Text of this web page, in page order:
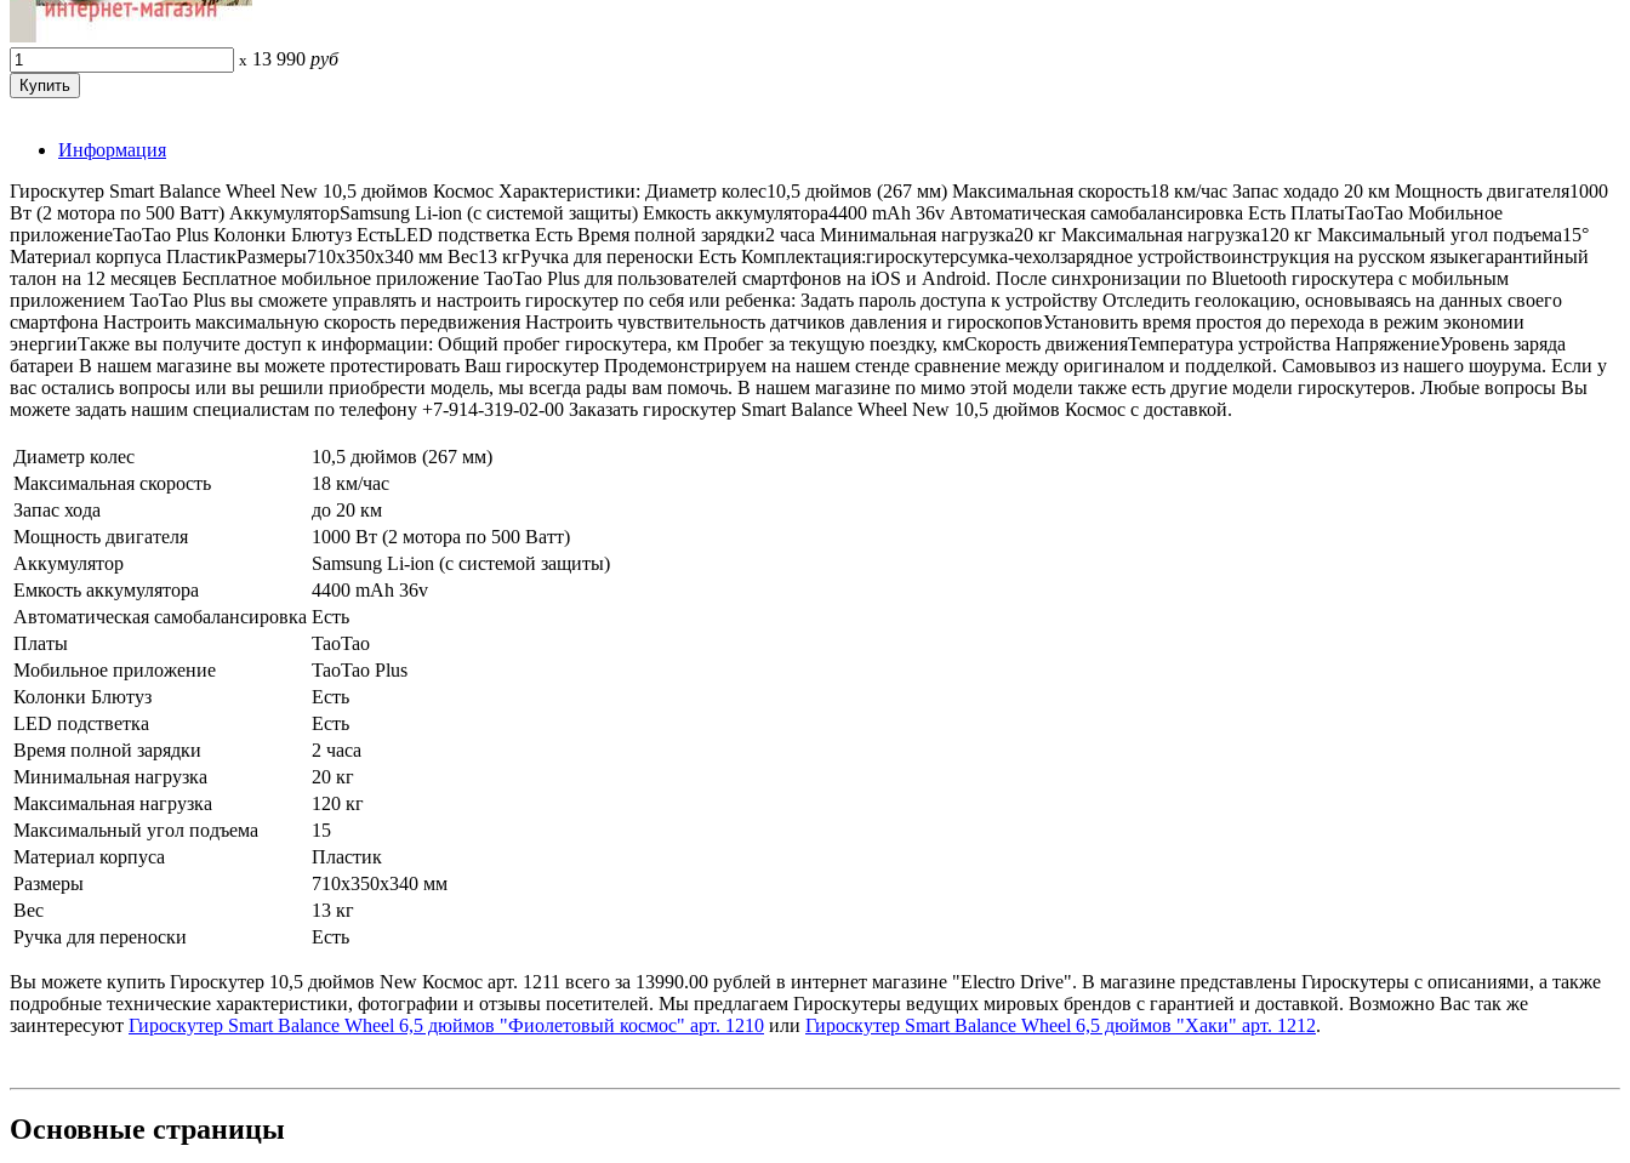
x 13 990 руб
Информация
Гироскутер Smart Balance Wheel New 10,5 дюймов Космос Характеристики: Диаметр колес10,5 дюймов (267 мм) Максимальная скорость18 км/час Запас ходадо 20 км Мощность двигателя1000
Вт (2 мотора по 500 Ватт) АккумуляторSamsung Li-ion (с системой защиты) Емкость аккумулятора4400 mAh 36v Автоматическая самобалансировка Есть ПлатыTaoTao Мобильное
приложениеTaoTao Plus Колонки Блютуз ЕстьLED подстветка Есть Время полной зарядки2 часа Минимальная нагрузка20 кг Максимальная нагрузка120 кг Максимальный угол подъема15°
Материал корпуса ПластикРазмеры710х350х340 мм Вес13 кгРучка для переноски Есть Комплектация:гироскутерсумка-чехолзарядное устройствоинструкция на русском языкегарантийный
талон на 12 месяцев Бесплатное мобильное приложение TaoTao Plus для пользователей смартфонов на iOS и Android. После синхронизации по Bluetooth гироскутера с мобильным
приложением TaoTao Plus вы сможете управлять и настроить гироскутер по себя или ребенка: Задать пароль доступа к устройству Отследить геолокацию, основываясь на данных своего
смартфона Настроить максимальную скорость передвижения Настроить чувствительность датчиков давления и гироскоповУстановить время простоя до перехода в режим экономии
энергииТакже вы получите доступ к информации: Общий пробег гироскутера, км Пробег за текущую поездку, кмСкорость движенияТемпература устройства НапряжениеУровень заряда
батареи В нашем магазине вы можете протестировать Ваш гироскутер Продемонстрируем на нашем стенде сравнение между оригиналом и подделкой. Самовывоз из нашего шоурума. Если у
вас остались вопросы или вы решили приобрести модель, мы всегда рады вам помочь. В нашем магазине по мимо этой модели также есть другие модели гироскутеров. Любые вопросы Вы
можете задать нашим специалистам по телефону +7-914-319-02-00 Заказать гироскутер Smart Balance Wheel New 10,5 дюймов Космос с доставкой.
Диаметр колес
10,5 дюймов (267 мм)
Максимальная скорость
18 км/час
Запас хода
до 20 км
Мощность двигателя
1000 Вт (2 мотора по 500 Ватт)
Аккумулятор
Samsung Li-ion (с системой защиты)
Емкость аккумулятора
4400 mAh 36v
Автоматическая самобалансировка Есть
Платы
TaoTao
Мобильное приложение
TaoTao Plus
Колонки Блютуз
Есть
LED подстветка
Есть
Время полной зарядки
2 часа
Минимальная нагрузка
20 кг
Максимальная нагрузка
120 кг
Максимальный угол подъема
15
Материал корпуса
Пластик
Размеры
710х350х340 мм
Вес
13 кг
Ручка для переноски
Есть
Вы можете купить Гироскутер 10,5 дюймов New Космос арт. 1211 всего за 13990.00 рублей в интернет магазине "Electro Drive". В магазине представлены Гироскутеры с описаниями, а также
подробные технические характеристики, фотографии и отзывы посетителей. Мы предлагаем Гироскутеры ведущих мировых брендов с гарантией и доставкой. Возможно Вас так же
заинтересуют Гироскутер Smart Balance Wheel 6,5 дюймов "Фиолетовый космос" арт. 1210 или Гироскутер Smart Balance Wheel 6,5 дюймов "Хаки" арт. 1212.
Основные страницы